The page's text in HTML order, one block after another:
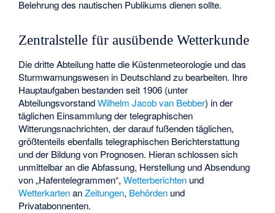
Belehrung des nautischen Publikums dienen sollte.
Zentralstelle für ausübende Wetterkunde
Die dritte Abteilung hatte die Küstenmeteorologie und das
Sturmwarnungswesen in Deutschland zu bearbeiten. Ihre
Hauptaufgaben bestanden seit 1906 (unter
AbteilungsvorstandWilhelm Jacob van Bebber) in der
täglichen Einsammlung der telegraphischen
Witterungsnachrichten, der darauf fußenden täglichen,
größtenteils ebenfalls telegraphischen Berichterstattung
und der Bildung von Prognosen. Hieran schlossen sich
unmittelbar an die Abfassung, Herstellung und Absendung
von „Hafentelegrammen“,Wetterberichten und
WetterkartenanZeitungen, Behörden und
Privatabonnenten.